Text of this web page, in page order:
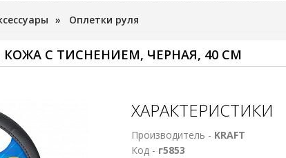
» Оплетки руля
КОЖА С ТИСНЕНИЕМ, ЧЕРНАЯ, 40 СМ
ХАРАКТЕРИСТИКИ
Производитель - KRAFT
Код - г5853